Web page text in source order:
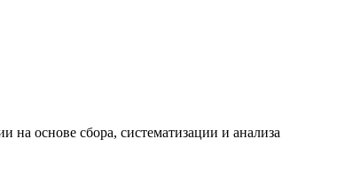
основе сбора, систематизации и анализа